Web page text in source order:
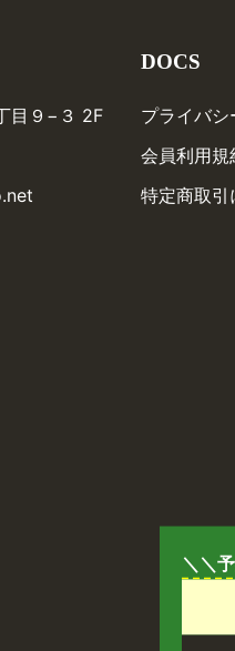
目９−３ 2F
DOCS
プライバシ
会員利用規
特定商取引
＼＼